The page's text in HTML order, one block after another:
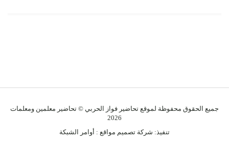
جميع الحقوق محفوظة لموقع تحاضير فواز الحربي © تحاضير معلمين ومعلمات
2026
تنفيذ: شركة تصميم مواقع : أوامر الشبكة